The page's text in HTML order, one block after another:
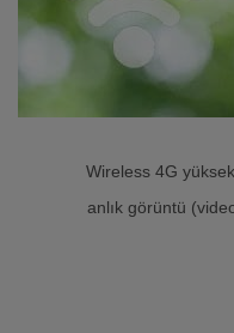
Wireless 4G
anlık görüntü